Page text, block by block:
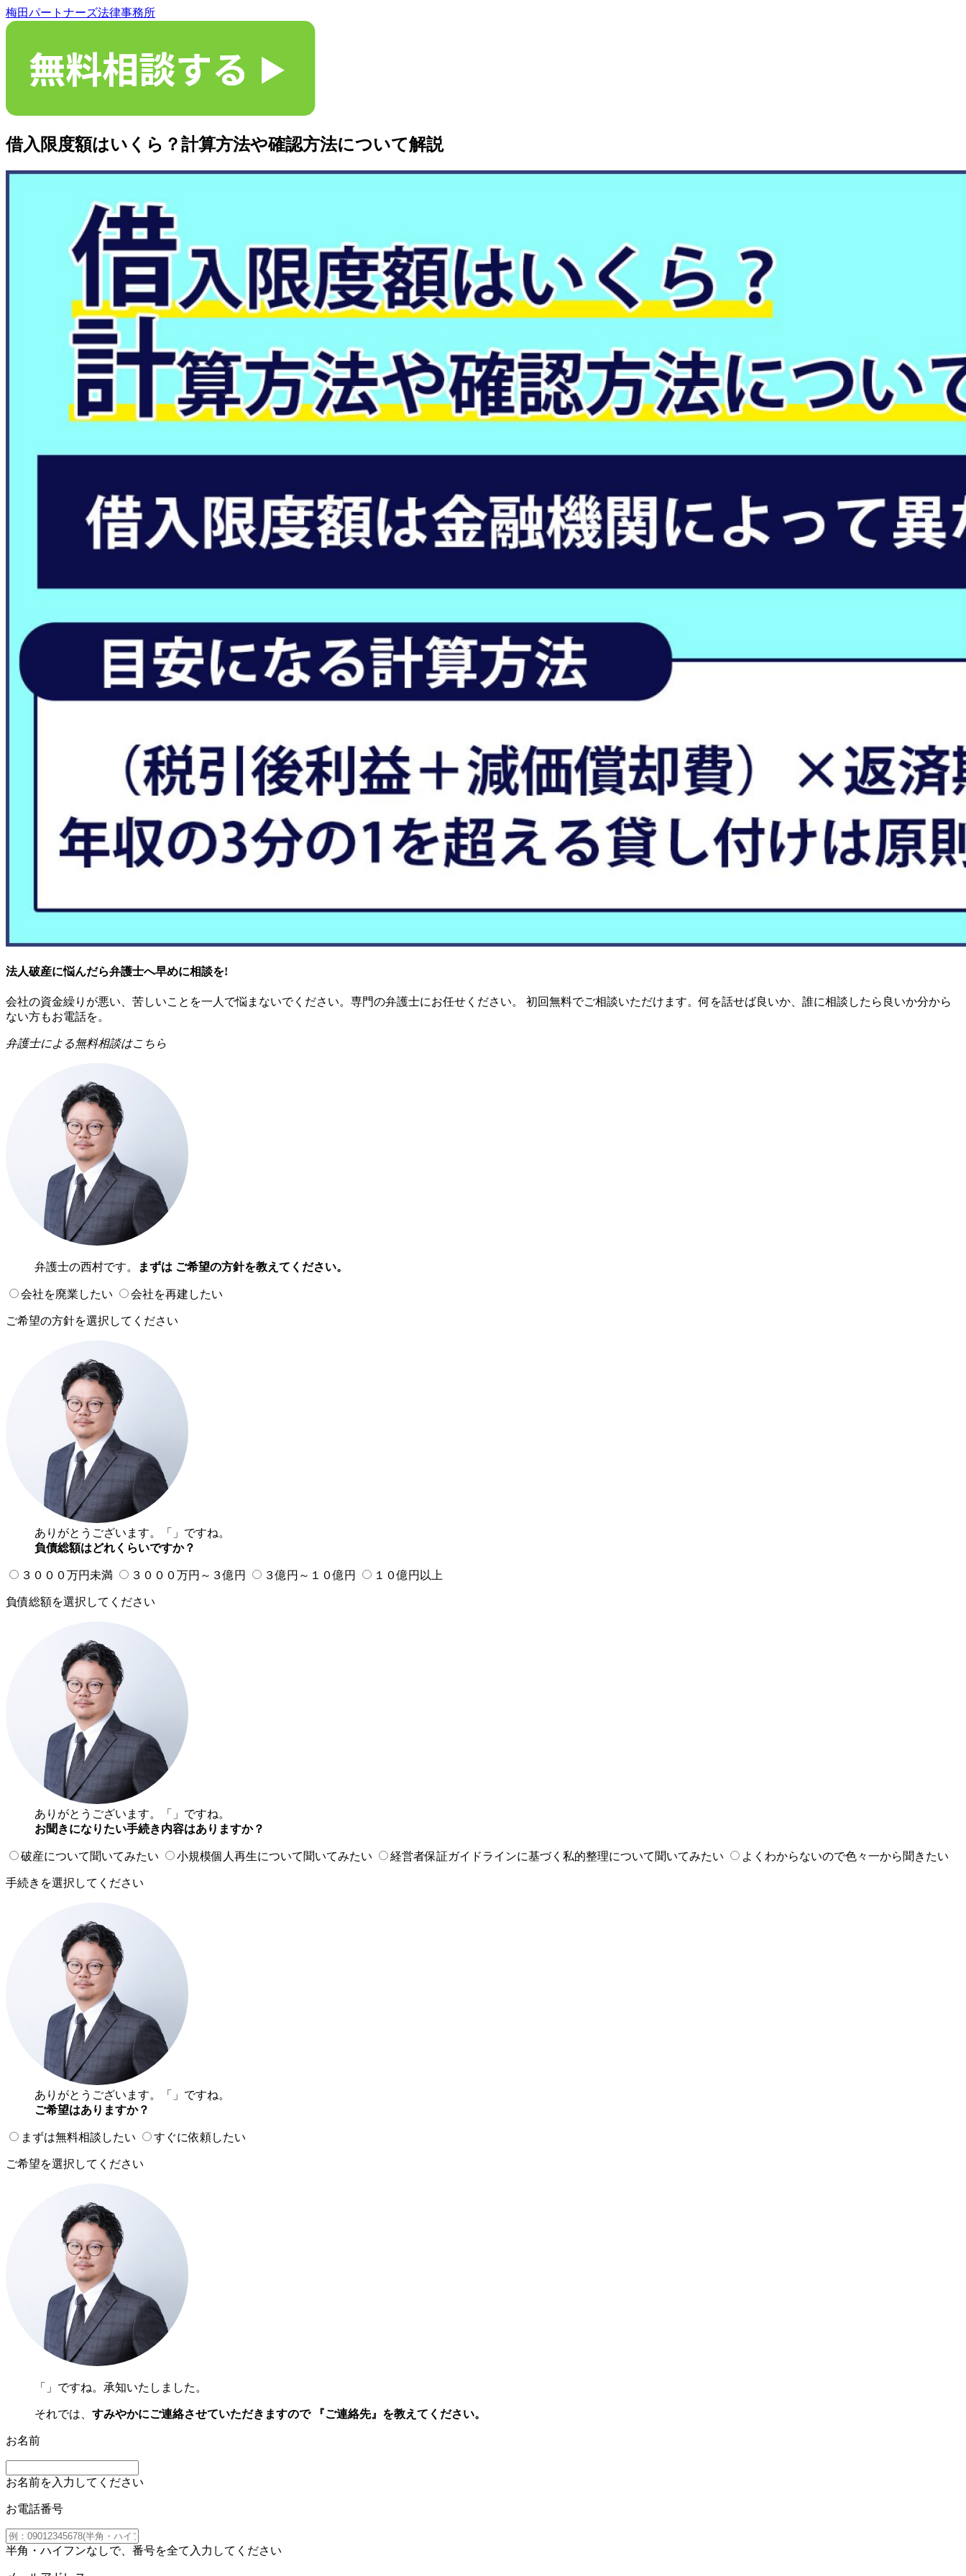
梅田パートナーズ法律事務所
借入限度額はいくら？計算方法や確認方法について解説
法人破産に悩んだら弁護士へ早めに相談を!
会社の資金繰りが悪い、苦しいことを一人で悩まないでください。専門の弁護士にお任せください。 初回無料でご相談いただけます。何を話せば良いか、誰に相談したら良いか分から
ない方もお電話を。
弁護士による無料相談はこちら
弁護士の西村です。 まずは ご希望の方針を教えてください。
会社を廃業したい 会社を再建したい
ご希望の方針を選択してください
ありがとうございます。「
」ですね。
負債総額はどれくらいですか？
３０００万円未満 ３０００万円～３億円 ３億円～１０億円 １０億円以上
負債総額を選択してください
ありがとうございます。「
」ですね。
お聞きになりたい手続き内容はありますか？
破産について聞いてみたい 小規模個人再生について聞いてみたい 経営者保証ガイドラインに基づく私的整理について聞いてみたい よくわからないので色々一から聞きたい
手続きを選択してください
ありがとうございます。「
」ですね。
ご希望はありますか？
まずは無料相談したい すぐに依頼したい
ご希望を選択してください
「 」ですね。承知いたしました。
それでは、 すみやかにご連絡させていただきますので 『ご連絡先』を教えてください。
お名前
お名前を入力してください
お電話番号
半角・ハイフンなしで、番号を全て入力してください